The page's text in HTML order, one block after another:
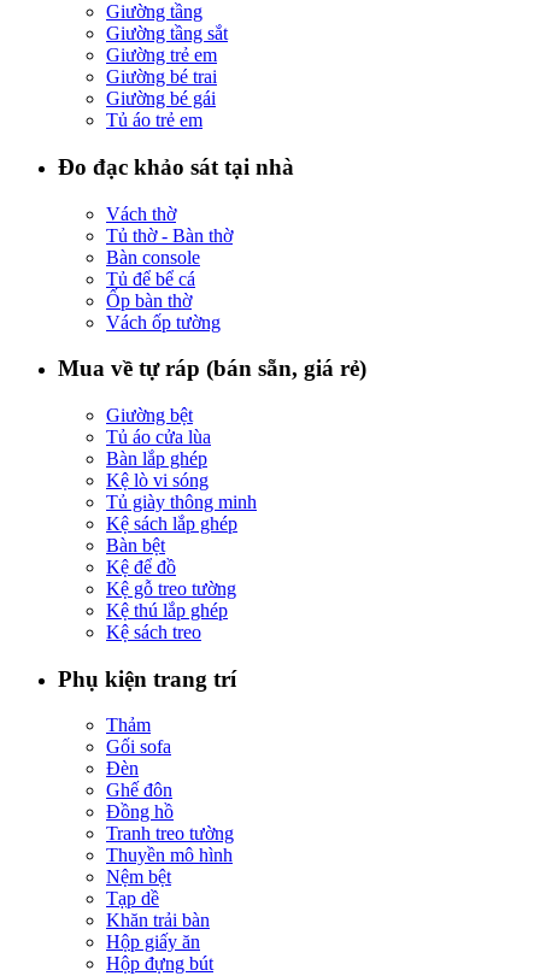
Giường tầng
Giường tầng sắt
Giường trẻ em
Giường bé trai
Giường bé gái
Tủ áo trẻ em
Đo đạc khảo sát tại nhà
Vách thờ
Tủ thờ - Bàn thờ
Bàn console
Tủ để bể cá
Ốp bàn thờ
Vách ốp tường
Mua về tự ráp (bán sẵn, giá rẻ)
Giường bệt
Tủ áo cửa lùa
Bàn lắp ghép
Kệ lò vi sóng
Tủ giày thông minh
Kệ sách lắp ghép
Bàn bệt
Kệ để đồ
Kệ gỗ treo tường
Kệ thú lắp ghép
Kệ sách treo
Phụ kiện trang trí
Thảm
Gối sofa
Đèn
Ghế đôn
Đồng hồ
Tranh treo tường
Thuyền mô hình
Nệm bệt
Tạp dề
Khăn trải bàn
Hộp giấy ăn
Hộp đựng bút